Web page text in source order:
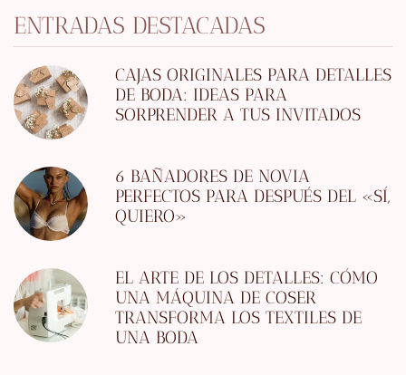
ENTRADAS DESTACADAS
CAJAS ORIGINALES PARA DETALLES
DE BODA: IDEAS PARA
SORPRENDER A TUS INVITADOS
6 BAÑADORES DE NOVIA
PERFECTOS PARA DESPUÉS DEL «SÍ,
QUIERO»
EL ARTE DE LOS DETALLES: CÓMO
UNA MÁQUINA DE COSER
TRANSFORMA LOS TEXTILES DE
UNA BODA